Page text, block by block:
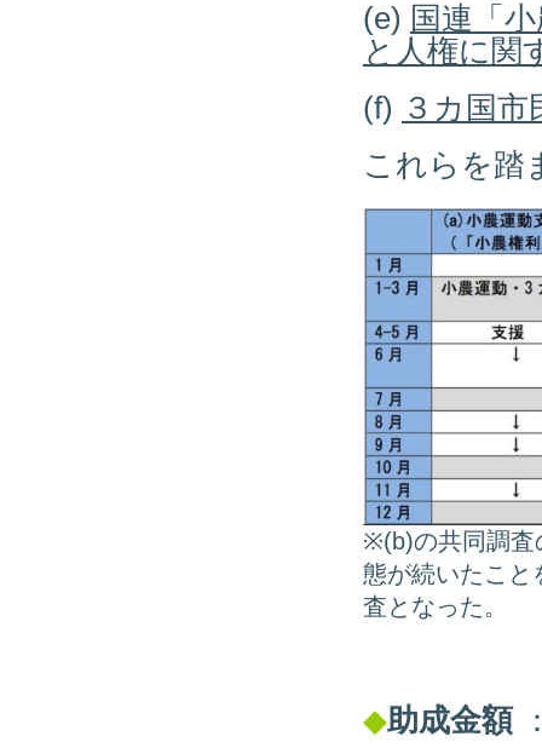
(e) 国連「
と人権に関
(f) ３カ国市
これらを踏
※(b)の共同調査
態が続いたこと
査となった。
◆助成金額